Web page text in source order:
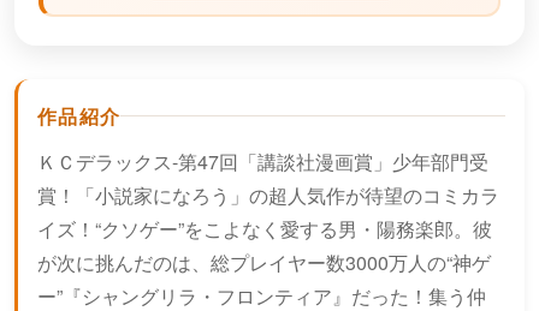
作品紹介
ＫＣデラックス-第47回「講談社漫画賞」少年部門受
賞！「小説家になろう」の超人気作が待望のコミカラ
イズ！“クソゲー”をこよなく愛する男・陽務楽郎。彼
が次に挑んだのは、総プレイヤー数3000万人の“神ゲ
ー”『シャングリラ・フロンティア』だった！集う仲